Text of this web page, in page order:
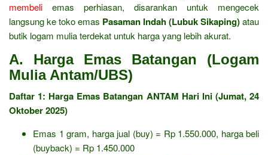
membeli emas perhiasan, disarankan untuk mengecek
langsung ke toko emas Pasaman Indah (Lubuk Sikaping)atau
butik logam mulia terdekat untuk harga yang lebih akurat.
A. Harga Emas Batangan (Logam
Mulia Antam/UBS)
Daftar 1: Harga Emas Batangan ANTAM Hari Ini (Jumat, 24
Oktober 2025)
Emas 1 gram, harga jual (buy) = Rp 1.550.000, harga beli
(buyback) = Rp 1.450.000